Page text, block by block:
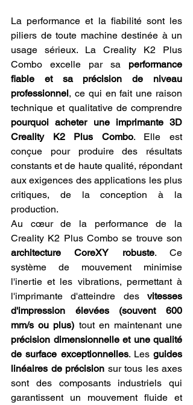
La performance et la fiabilité sont les
piliers de toute machine destinée à un
usage sérieux. La Creality K2 Plus
Combo excelle par sa performance
fiable et sa précision de niveau
professionnel, ce qui en fait une raison
pourquoi acheter une imprimante 3D
Creality K2 Plus Combo. Elle est
conçue pour produire des résultats
constants et de haute qualité, répondant
aux exigences des applications les plus
critiques, de la conception à la
production.
Au cœur de la performance de la
architecture CoreXY robuste. Ce
système de mouvement minimise
l'inertie et les vibrations, permettant à
l'imprimante d'atteindre des vitesses
d'impression élevées (souvent 600
mm/s ou plus)
précision dimensionnelle et une qualité
de surface exceptionnelles. Les guides
linéaires de précision sur tous les axes
sont des composants industriels qui
garantissent un mouvement fluide et